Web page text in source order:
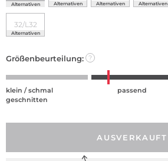
Alternativen Alternativen Alternativen Alternativen
32/L32
Alternativen
Größenbeurteilung: ?
klein / schmal
geschnitten
passend
AUSVERKAUFT